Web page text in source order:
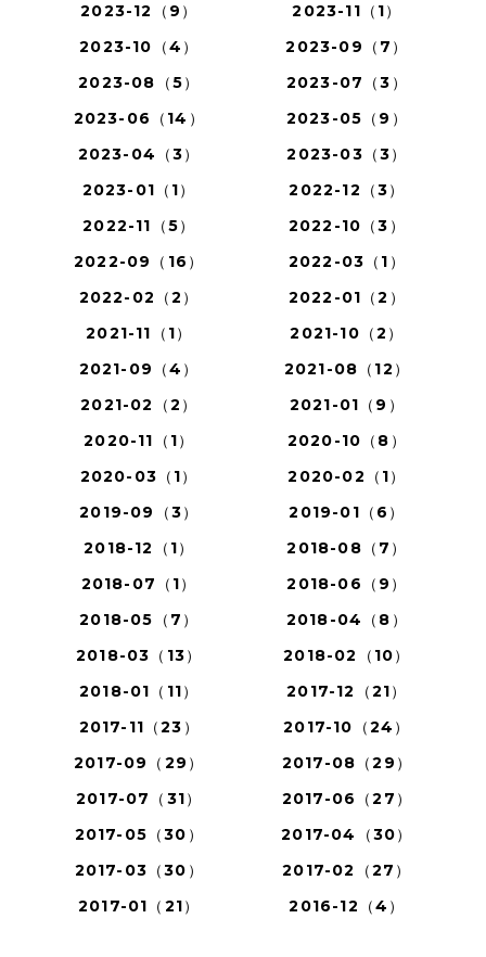
2023-12（9）
2023-11（1）
2023-10（4）
2023-09（7）
2023-08（5）
2023-07（3）
2023-06（14）
2023-05（9）
2023-04（3）
2023-03（3）
2023-01（1）
2022-12（3）
2022-11（5）
2022-10（3）
2022-09（16）
2022-03（1）
2022-02（2）
2022-01（2）
2021-11（1）
2021-10（2）
2021-09（4）
2021-08（12）
2021-02（2）
2021-01（9）
2020-11（1）
2020-10（8）
2020-03（1）
2020-02（1）
2019-09（3）
2019-01（6）
2018-12（1）
2018-08（7）
2018-07（1）
2018-06（9）
2018-05（7）
2018-04（8）
2018-03（13）
2018-02（10）
2018-01（11）
2017-12（21）
2017-11（23）
2017-10（24）
2017-09（29）
2017-08（29）
2017-07（31）
2017-06（27）
2017-05（30）
2017-04（30）
2017-03（30）
2017-02（27）
2017-01（21）
2016-12（4）